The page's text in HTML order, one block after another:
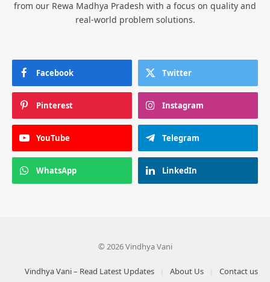
from our Rewa Madhya Pradesh with a focus on quality and
real-world problem solutions.
Facebook Twitter
Pinterest Instagram
YouTube Telegram
WhatsApp LinkedIn
© 2026 Vindhya Vani
Vindhya Vani – Read Latest Updates About Us
Contact us